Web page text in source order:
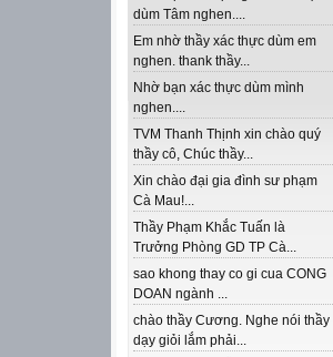
dùm Tâm nghen....
Em nhờ thầy xác thực dùm em
nghen. thank thầy...
Nhờ bạn xác thực dùm mình
nghen....
TVM Thanh Thịnh xin chào quý
thầy cô, Chúc thầy...
Xin chào đại gia đình sư phạm
Cà Mau!...
Thầy Phạm Khắc Tuấn là
Trưởng Phòng GD TP Cà...
sao khong thay co gi cua CONG
DOAN ngành ...
chào thầy Cương. Nghe nói thầy
dạy giỏi lắm phải...